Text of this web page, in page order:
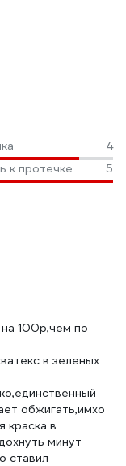
4
к протечке
5
100р,чем по
в зеленых
обжигать,имхо
краска в
минут
ставил